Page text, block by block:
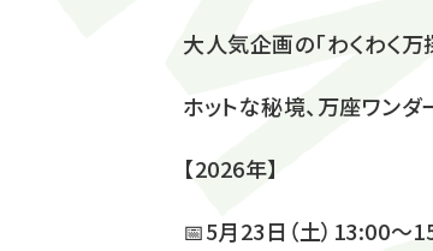
大人気企画の「わくわく
ホットな秘境、万座ワンダ
【2026年】
📅5月23日（土）13:00～